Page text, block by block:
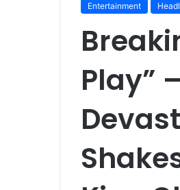
Entertainment
Play”